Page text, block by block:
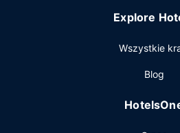
W obiekcie Arbuckle Lodge apetyt
w formie bufetu codziennie od 6 do
dostęp do internetu, całodobowe
Explore
Wszystkie
Blog